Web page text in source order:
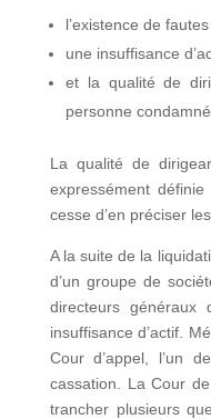
l’existence de
une insuffisance
et la qualité de
personne
La qualité de
expressément
cesse d’en préciser
A la suite de la
d’un groupe de
directeurs généraux
insuffisance d’actif.
Cour d’appel, l’un
cassation. La Cour
trancher plusieurs